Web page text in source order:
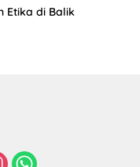
Etika di Balik